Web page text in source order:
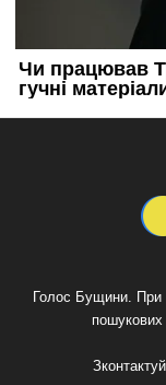
Голос Бущини. При
пошукових